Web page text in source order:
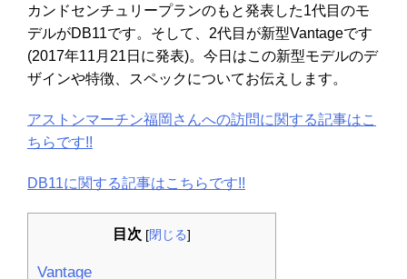
カンドセンチュリープランのもと発表した1代目のモ
デルがDB11です。そして、2代目が新型Vantageです
(2017年11月21日に発表)。今日はこの新型モデルのデ
ザインや特徴、スペックについてお伝えします。
アストンマーチン福岡さんへの訪問に関する記事はこ
ちらです!!
DB11に関する記事はこちらです!!
目次 [閉じる]
Vantage